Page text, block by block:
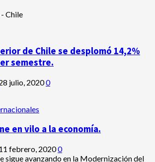
de Chile se desplomó 14,2%
semestre.
julio, 20200
en vilo a la economía.
febrero, 20200